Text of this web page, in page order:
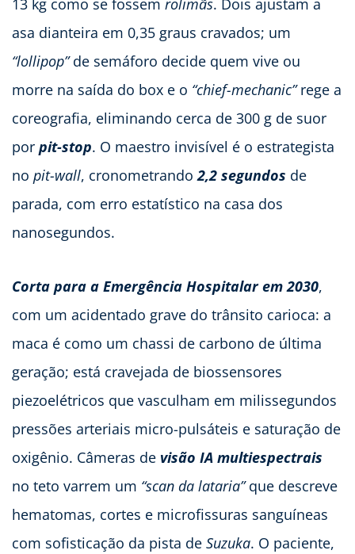
13 kg como se fossem rolimãs. Dois ajustam a
asa dianteira em 0,35 graus cravados; um
“lollipop”de semáforo decide quem vive ou
morre na saída do box e o “chief-mechanic”rege a
coreografia, eliminando cerca de 300 g de suor
por pit-stop. O maestro invisível é o estrategista
no pit-wall, cronometrando2,2 segundos de
parada, com erro estatístico na casa dos
nanosegundos.
Corta para a Emergência Hospitalar em 2030,
com um acidentado grave do trânsito carioca: a
maca é como um chassi de carbono de última
geração; está cravejada de biossensores
piezoelétricos que vasculham em milissegundos
pressões arteriais micro-pulsáteis e saturação de
oxigênio. Câmeras de visão IA multiespectrais
no teto varrem um “scan da lataria”que descreve
hematomas, cortes e microfissuras sanguíneas
com sofisticação da pista de Suzuka. O paciente,